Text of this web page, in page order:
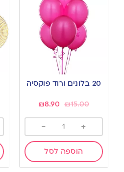
20 בלונים ורוד פוקסיה
₪15.00
₪8.90
+
-
הוספה לסל